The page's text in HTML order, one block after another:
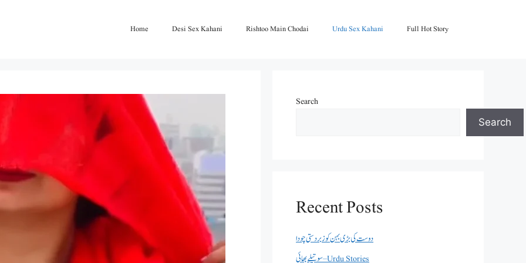
Home Desi Sex Kahani Rishtoo Main Chodai Urdu Sex Kahani Full Hot Story
Search
Search
Recent Posts
دوست کی بڑی بہن کو زبردستی چودا
سوتیلے بھائی – Urdu Stories